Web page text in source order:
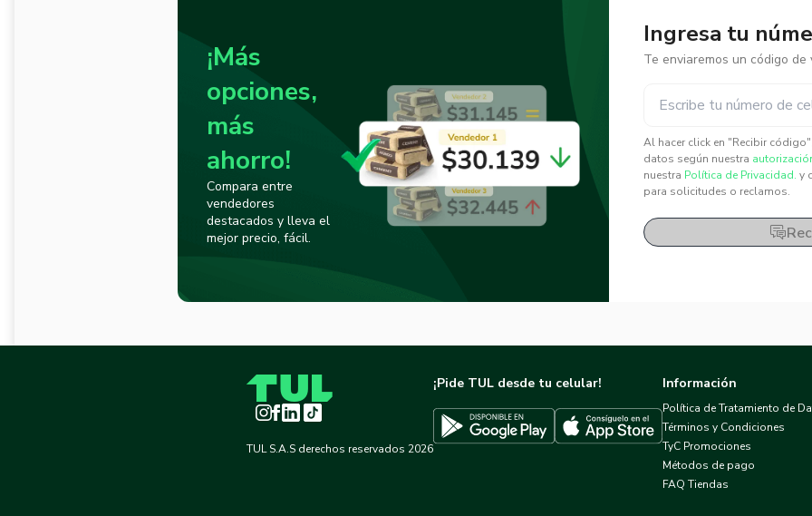
¡Más
opciones,
más
ahorro!
Compara entre
vendedores
destacados y lleva el
mejor precio, fácil.
Ingresa tu
Te enviaremos un código de
Al hacer click en "Recibir
datos según nuestra
nuestra Política de Privacidad. y
para solicitudes o reclamos.
Instagram
Facebook
LinkedInTikTok
TUL S.A.S derechos reservados 2026
¡Pide TUL desde tu celular!
Descargar TUL en Google PlayDescargar TUL en App Store
Información
Política de Tratamiento de
Términos y Condiciones
TyC Promociones
Métodos de pago
FAQ Tiendas